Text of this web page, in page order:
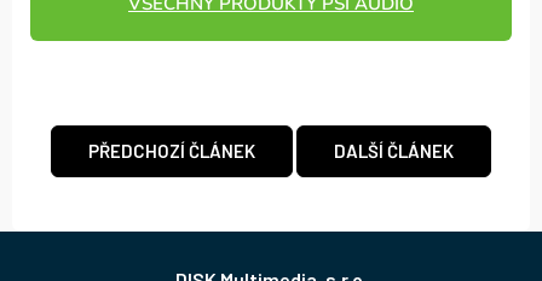
PŘEDCHOZÍ ČLÁNEK DALŠÍ ČLÁNEK